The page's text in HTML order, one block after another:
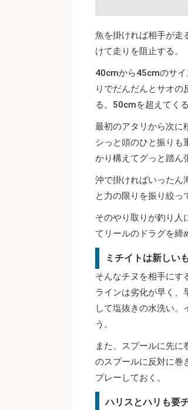
魚を掛ければ相手が走
けて走りを阻止する。
40cmから45cmのサイ
りでだんだんとサオ
る。50cmを超えてく
最初のアタリから次に
シっと頭のひと振りも
かり構えてグっと踏ん
沖で掛ければいったん
と力の限りを振り絞っ
そのやり取りが釣り人
てリールのドラグを締
ミチイトは新しい
そんなチヌを相手にす
ラインは劣化が早く、
して塩抜きの水洗い
う。
また、スプールに先
のスプールに反対に巻
プレーしておく。
ハリスとハリも要